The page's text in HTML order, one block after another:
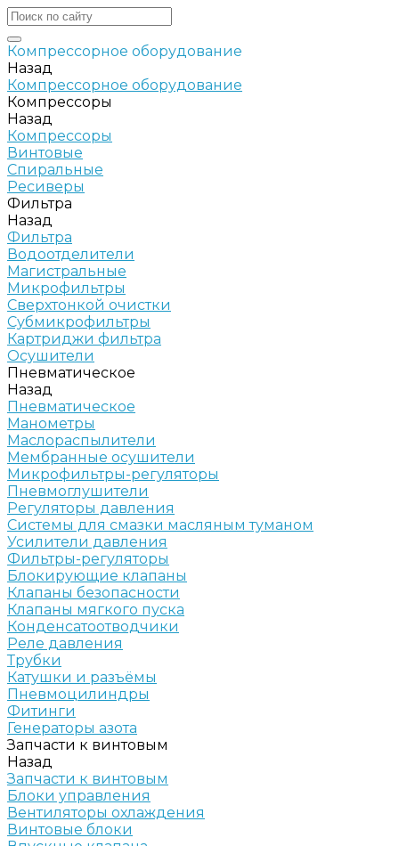
Компрессорное оборудование
Назад
Компрессорное оборудование
Компрессоры
Назад
Компрессоры
Винтовые
Спиральные
Ресиверы
Фильтра
Назад
Фильтра
Водоотделители
Магистральные
Микрофильтры
Сверхтонкой очистки
Субмикрофильтры
Картриджи фильтра
Осушители
Пневматическое
Назад
Пневматическое
Манометры
Маслораспылители
Мембранные осушители
Микрофильтры-регуляторы
Пневмоглушители
Регуляторы давления
Системы для смазки масляным туманом
Усилители давления
Фильтры-регуляторы
Блокирующие клапаны
Клапаны безопасности
Клапаны мягкого пуска
Конденсатоотводчики
Реле давления
Трубки
Катушки и разъёмы
Пневмоцилиндры
Фитинги
Генераторы азота
Запчасти к винтовым
Назад
Запчасти к винтовым
Блоки управления
Вентиляторы охлаждения
Винтовые блоки